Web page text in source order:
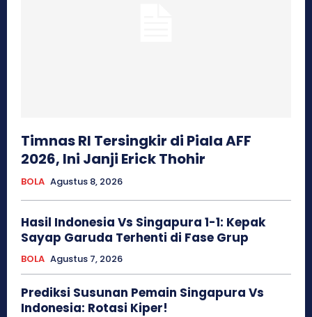
Timnas RI Tersingkir di Piala AFF
2026, Ini Janji Erick Thohir
BOLA Agustus 8, 2026
Hasil Indonesia Vs Singapura 1-1: Kepak
Sayap Garuda Terhenti di Fase Grup
BOLA Agustus 7, 2026
Prediksi Susunan Pemain Singapura Vs
Indonesia: Rotasi Kiper!